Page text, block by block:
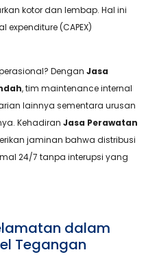
kotor dan lembap. Hal ini
(CAPEX)
Dengan Jasa
, tim maintenance internal
lainnya sementara urusan
Kehadiran Jasa Perawatan
jaminan bahwa distribusi
24/7 tanpa interupsi yang
dalam
Tegangan